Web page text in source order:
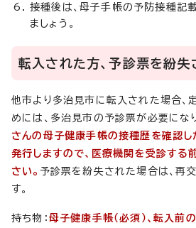
接種後は、母子手帳の予防接種記
ましょう。
転入された方、予診票を紛失
他市より多治見市に転入された場合、
めには、多治見市の予診票が必要にな
さんの母子健康手帳の接種歴を確認し
発行しますので、医療機関を受診する
さい。 予診票を紛失された場合は、再
す。
持ち物： 母子健康手帳（必須）、転入前